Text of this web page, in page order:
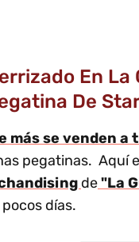
En
De
se venden
pegatinas. Aquí
de"La
días.